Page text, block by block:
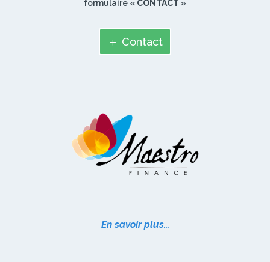
formulaire « CONTACT »
Contact
En savoir plus…